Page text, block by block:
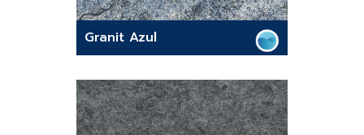
Granit Azul